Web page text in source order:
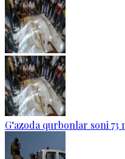
G‘azoda qurbonlar soni